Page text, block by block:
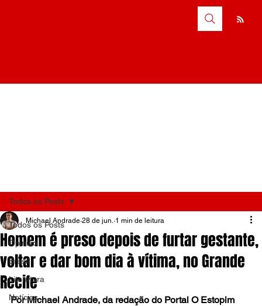
Todos os Posts
Opinião
Brasil
Literatura
Notícias
Todos os Posts
Homem é preso depois de furtar gestante,
voltar e dar bom dia à vítima, no Grande
Recife
Michael Andrade 28 de jun. 1 min de leitura
Por Michael Andrade, da redação do Portal O Estopim